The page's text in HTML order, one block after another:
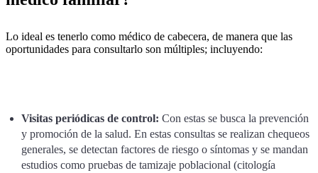
Lo ideal es tenerlo como médico de cabecera, de manera que las
oportunidades para consultarlo son múltiples; incluyendo:
Visitas periódicas de control: Con estas se busca la prevención
y promoción de la salud. En estas consultas se realizan chequeos
generales, se detectan factores de riesgo o síntomas y se mandan
estudios como pruebas de tamizaje poblacional (citología